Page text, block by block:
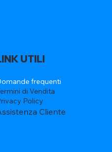
UTILI
frequenti
di Vendita
Policy
Cliente